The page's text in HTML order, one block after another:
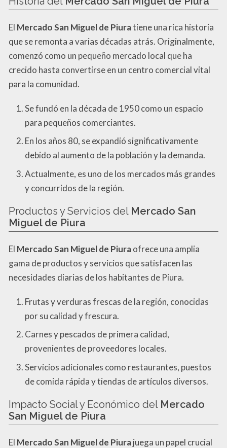
El Mercado San Miguel de Piuratiene una rica historia
que se remonta a varias décadas atrás. Originalmente,
comenzó como un pequeño mercado local que ha
crecido hasta convertirse en un centro comercial vital
para la comunidad.
Se fundó en la década de 1950 como un espacio
para pequeños comerciantes.
En los años 80, se expandió significativamente
debido al aumento de la población y la demanda.
Actualmente, es uno de los mercados más grandes
y concurridos de la región.
Productos y Servicios del Mercado San
Miguel de Piura
El Mercado San Miguel de Piuraofrece una amplia
gama de productos y servicios que satisfacen las
necesidades diarias de los habitantes de Piura.
Frutas y verduras frescas de la región, conocidas
por su calidad y frescura.
Carnes y pescados de primera calidad,
provenientes de proveedores locales.
Servicios adicionales como restaurantes, puestos
de comida rápida y tiendas de artículos diversos.
Impacto Social y Económico del Mercado
San Miguel de Piura
El Mercado San Miguel de Piurajuega un papel crucial